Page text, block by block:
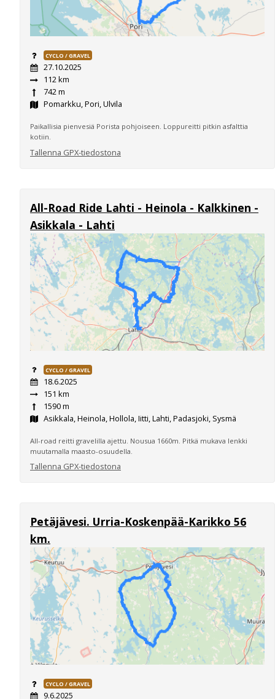
CYCLO / GRAVEL
27.10.2025
112 km
742 m
Pomarkku, Pori, Ulvila
Paikallisia pienvesiä Porista pohjoiseen. Loppureitti pitkin asfalttia
kotiin.
Tallenna GPX-tiedostona
All-Road Ride Lahti - Heinola - Kalkkinen -
Asikkala - Lahti
CYCLO / GRAVEL
18.6.2025
151 km
1590 m
Asikkala, Heinola, Hollola, Iitti, Lahti, Padasjoki, Sysmä
All-road reitti gravelilla ajettu. Nousua 1660m. Pitkä mukava lenkki
muutamalla maasto-osuudella.
Tallenna GPX-tiedostona
Petäjävesi. Urria-Koskenpää-Karikko 56
km.
CYCLO / GRAVEL
9.6.2025